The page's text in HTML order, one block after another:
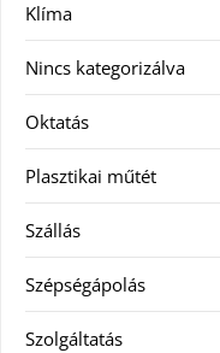
Klíma
Nincs kategorizálva
Oktatás
Plasztikai műtét
Szállás
Szépségápolás
Szolgáltatás